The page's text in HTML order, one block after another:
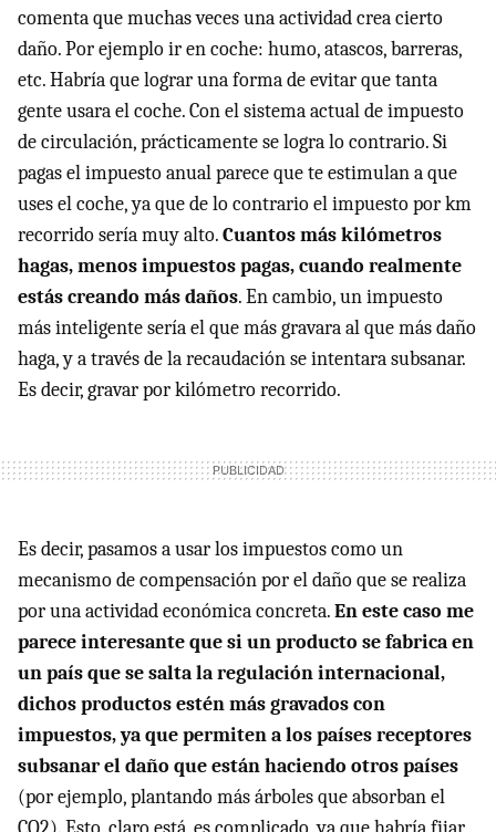
comenta que muchas veces una actividad crea cierto
daño. Por ejemplo ir en coche: humo, atascos, barreras,
etc. Habría que lograr una forma de evitar que tanta
gente usara el coche. Con el sistema actual de impuesto
de circulación, prácticamente se logra lo contrario. Si
pagas el impuesto anual parece que te estimulan a que
uses el coche, ya que de lo contrario el impuesto por km
recorrido sería muy alto.Cuantos más kilómetros
hagas, menos impuestos pagas, cuando realmente
estás creando más daños. En cambio, un impuesto
más inteligente sería el que más gravara al que más daño
haga, y a través de la recaudación se intentara subsanar.
Es decir, gravar por kilómetro recorrido.
Es decir, pasamos a usar los impuestos como un
mecanismo de compensación por el daño que se realiza
por una actividad económica concreta.En este caso me
parece interesante que si un producto se fabrica en
un país que se salta la regulación internacional,
dichos productos estén más gravados con
impuestos, ya que permiten a los países receptores
subsanar el daño que están haciendo otros países
(por ejemplo, plantando más árboles que absorban el